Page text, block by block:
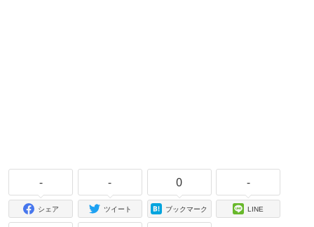
-
シェア
-
ツイート
0
ブックマーク
-
LINE